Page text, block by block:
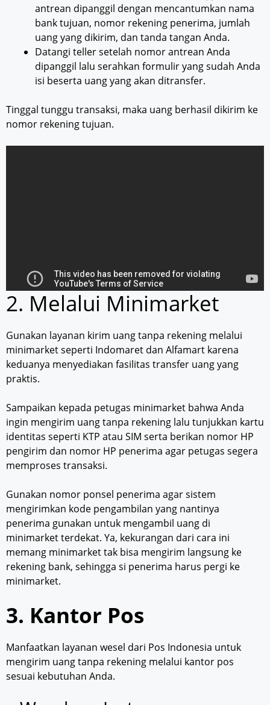
antrean dipanggil dengan mencantumkan nama
bank tujuan, nomor rekening penerima, jumlah
uang yang dikirim, dan tanda tangan Anda.
Datangi teller setelah nomor antrean Anda
dipanggil lalu serahkan formulir yang sudah Anda
isi beserta uang yang akan ditransfer.
Tinggal tunggu transaksi, maka uang berhasil dikirim ke
nomor rekening tujuan.
2. Melalui Minimarket
Gunakan layanan kirim uang tanpa rekening melalui
minimarket seperti Indomaret dan Alfamart karena
keduanya menyediakan fasilitas transfer uang yang
praktis.
Sampaikan kepada petugas minimarket bahwa Anda
ingin mengirim uang tanpa rekening lalu tunjukkan kartu
identitas seperti KTP atau SIM serta berikan nomor HP
pengirim dan nomor HP penerima agar petugas segera
memproses transaksi.
Gunakan nomor ponsel penerima agar sistem
mengirimkan kode pengambilan yang nantinya
penerima gunakan untuk mengambil uang di
minimarket terdekat. Ya, kekurangan dari cara ini
memang minimarket tak bisa mengirim langsung ke
rekening bank, sehingga si penerima harus pergi ke
minimarket.
3. Kantor Pos
Manfaatkan layanan wesel dari Pos Indonesia untuk
mengirim uang tanpa rekening melalui kantor pos
sesuai kebutuhan Anda.